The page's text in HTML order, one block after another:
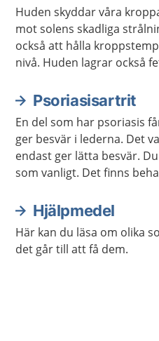
Huden skyddar våra
mot solens skadliga
också att hålla
nivå. Huden lagrar också
Psoriasisartrit
En del som har psoriasis
ger besvär i lederna. Det
endast ger lätta besvär.
som vanligt. Det finns
Hjälpmedel
Här kan du läsa om olika
det går till att få dem.